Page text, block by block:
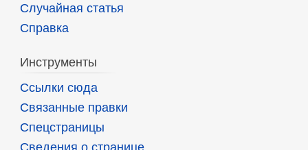
Случайная статья
Справка
Инструменты
Ссылки сюда
Связанные правки
Спецстраницы
Сведения о странице